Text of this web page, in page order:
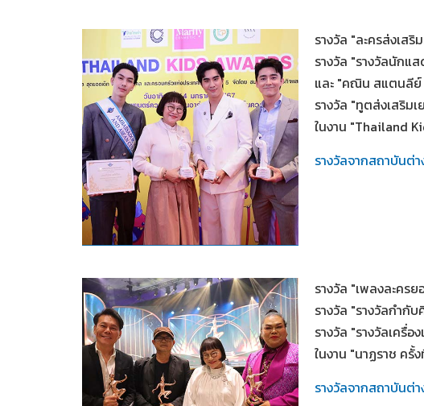
รางวัล "ละครส่งเส
รางวัล "รางวัลนักแ
และ "คณิน สแตนลีย์
รางวัล "ทูตส่งเสริม
ในงาน "Thailand
รางวัลจากสถาบันต่า
รางวัล "เพลงละคร
รางวัล "รางวัลกำกั
รางวัล "รางวัลเครื่
ในงาน "นาฏราช ครั้ง
รางวัลจากสถาบันต่า